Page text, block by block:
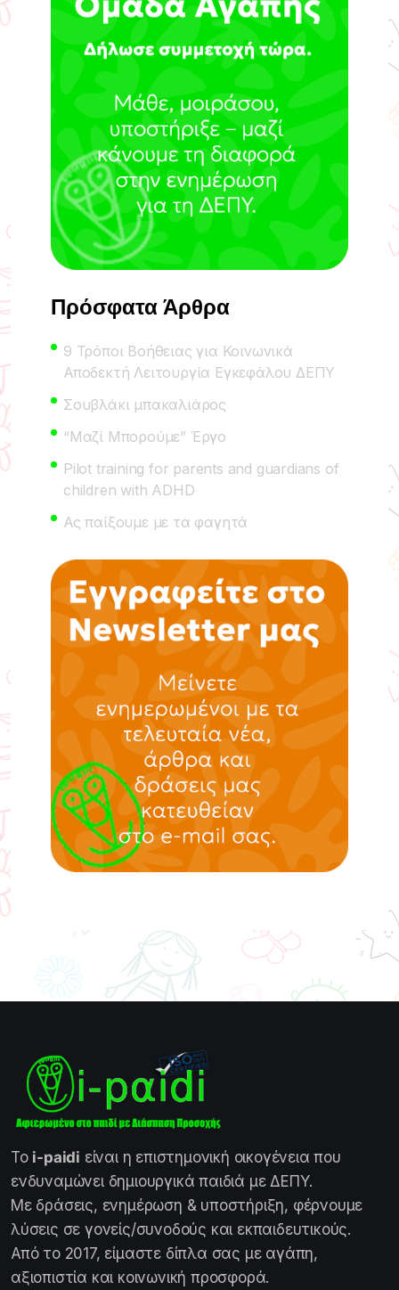
Πρόσφατα Άρθρα
9 Τρόποι Βοήθειας για Κοινωνικά
Αποδεκτή Λειτουργία Εγκεφάλου ΔΕΠΥ
Σουβλάκι μπακαλιάρος
“Μαζί Μπορούμε” Έργο
Pilot training for parents and guardians of
children with ADHD
Ας παίξουμε με τα φαγητά
Το i-paidi είναι η επιστημονική οικογένεια που
ενδυναμώνει δημιουργικά παιδιά με ΔΕΠΥ.
Με δράσεις, ενημέρωση & υποστήριξη, φέρνουμε
λύσεις σε γονείς/συνοδούς και εκπαιδευτικούς.
Από το 2017, είμαστε δίπλα σας με αγάπη,
αξιοπιστία και κοινωνική προσφορά.